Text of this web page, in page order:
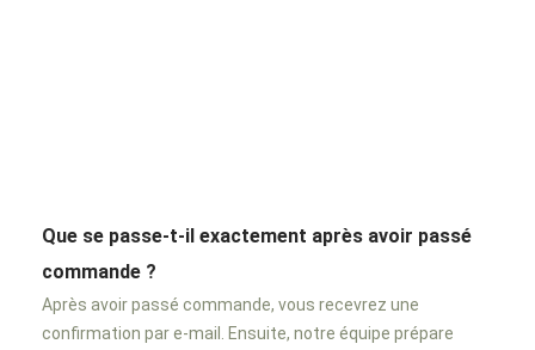
Que se passe-t-il exactement après avoir passé
commande ?
Après avoir passé commande, vous recevrez une
confirmation par e-mail. Ensuite, notre équipe prépare